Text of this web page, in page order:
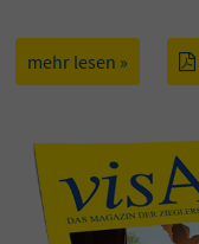
mehr lesen »